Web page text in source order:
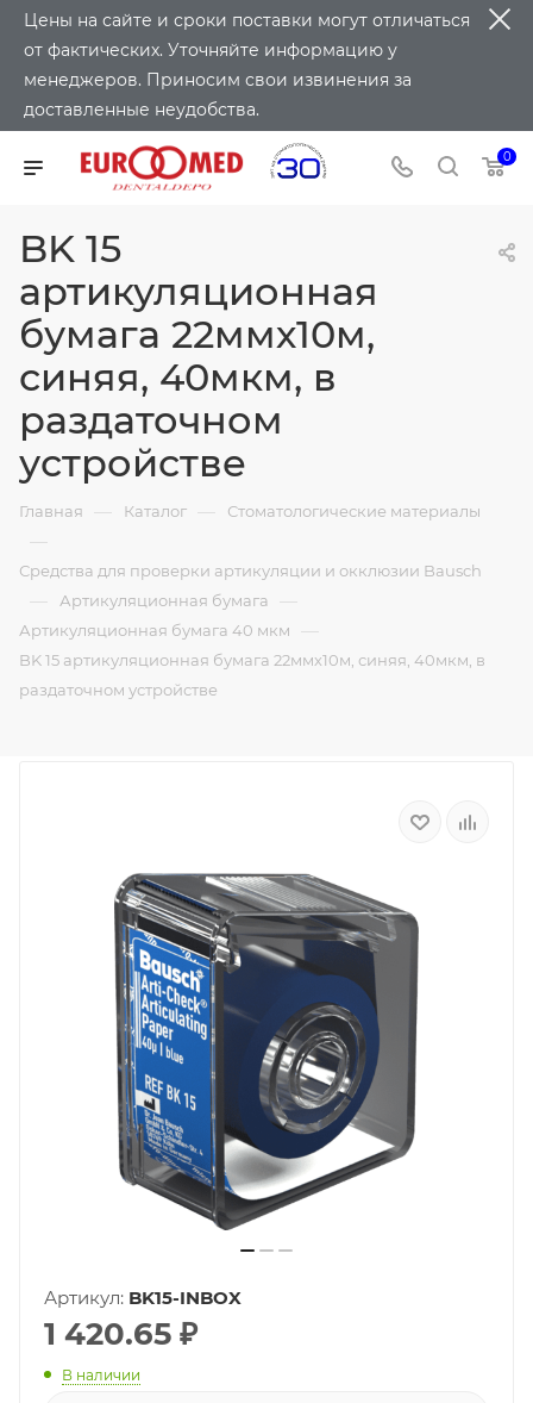
Цены на сайте и сроки поставки могут отличаться
от фактических. Уточняйте информацию у
менеджеров. Приносим свои извинения за
доставленные неудобства.
0
BK 15
артикуляционная
бумага 22ммх10м,
синяя, 40мкм, в
раздаточном
устройстве
Главная — Каталог — Стоматологические материалы
—
Средства для проверки артикуляции и окклюзии Bausch
— Артикуляционная бумага —
Артикуляционная бумага 40 мкм —
BK 15 артикуляционная бумага 22ммх10м, синяя, 40мкм, в
раздаточном устройстве
Артикул: BK15-INBOX
1 420.65 ₽
В наличии